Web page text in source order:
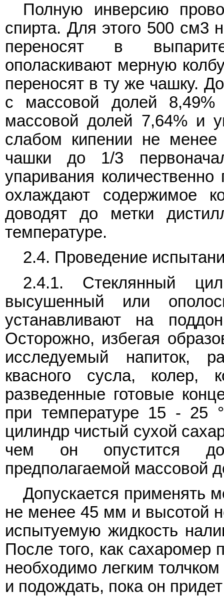
Полную инверсию
спирта. Для этого 500 см3
переносят в
ополаскивают мерную
переносят в ту же чашку.
с массовой долей
массовой долей 7,64% и
слабом кипении не
чашки до 1/3
упаривания
охлаждают содержимое
доводят до метки
температуре.
2.4. Проведение
2.4.1. Стеклянный
высушенный или
устанавливают на
Осторожно, избегая
исследуемый напиток,
квасного сусла, колер,
разведенные готовые
при температуре 15 - 25
цилиндр чистый сухой
чем он опустится до
предполагаемой массовой
Допускается применять
не менее 45 мм и высотой
испытуемую жидкость
После того, как сахаромер
необходимо легким
и подождать, пока он